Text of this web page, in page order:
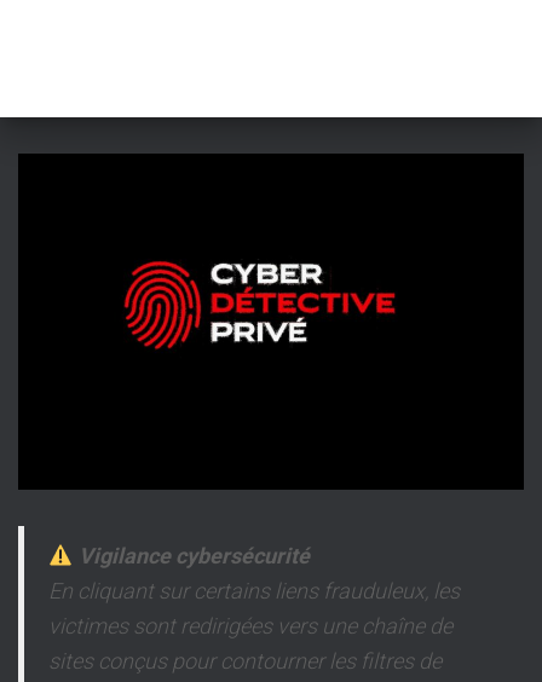
Vigilance cybersécurité
En cliquant sur certains liens frauduleux, les
victimes sont redirigées vers une chaîne de
sites conçus pour contourner les filtres de